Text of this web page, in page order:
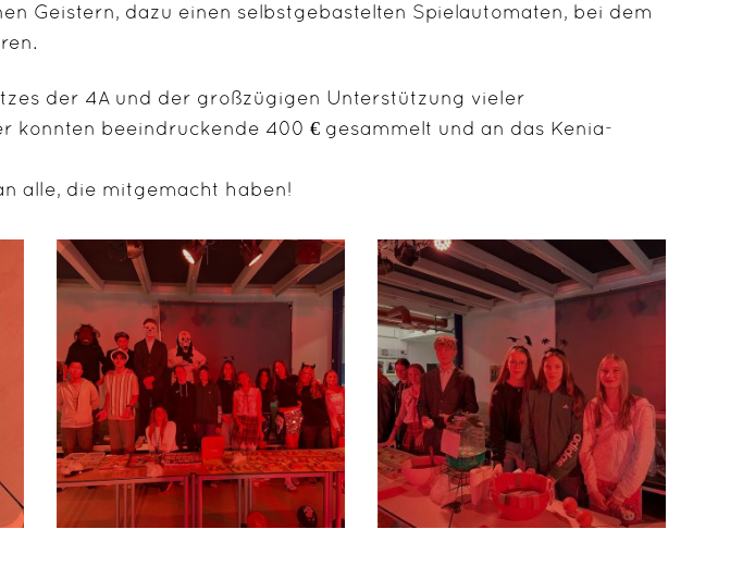
Geistern, dazu einen selbstgebastelten Spielautomaten, bei dem
der 4A und der großzügigen Unterstützung vieler
konnten beeindruckende 400 € gesammelt und an das Kenia-
alle, die mitgemacht haben!